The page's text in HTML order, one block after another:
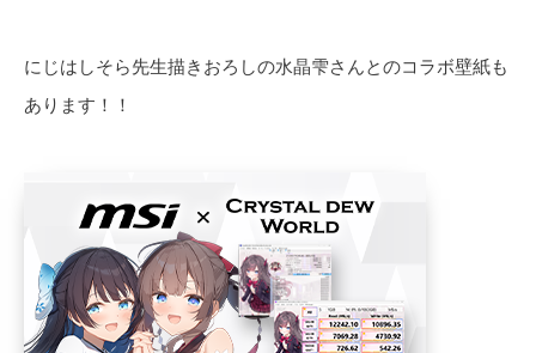
にじはしそら先生描きおろしの水晶雫さんとのコラボ壁紙も
あります！！